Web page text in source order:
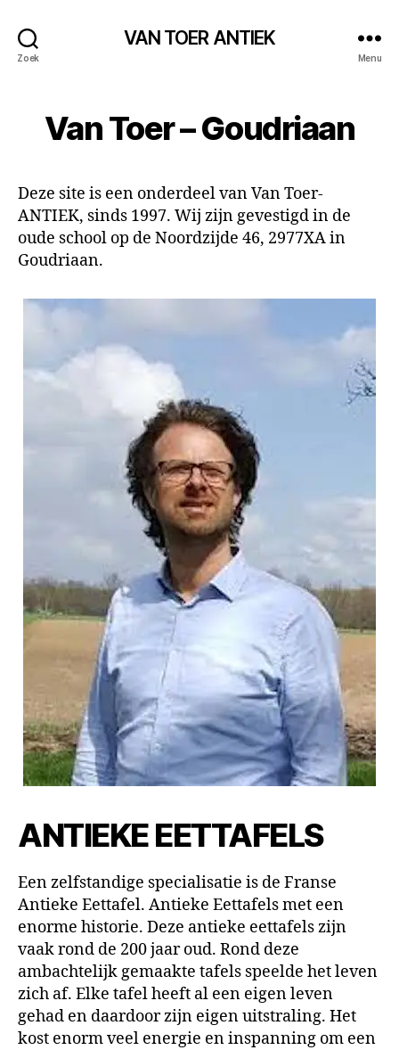
Zoek
VAN TOER ANTIEK
Menu
Van Toer – Goudriaan
Deze site is een onderdeel van Van Toer-
ANTIEK, sinds 1997. Wij zijn gevestigd in de
oude school op de Noordzijde 46, 2977XA in
Goudriaan.
ANTIEKE EETTAFELS
Een zelfstandige specialisatie is de Franse
Antieke Eettafel. Antieke Eettafels met een
enorme historie. Deze antieke eettafels zijn
vaak rond de 200 jaar oud. Rond deze
ambachtelijk gemaakte tafels speelde het leven
zich af. Elke tafel heeft al een eigen leven
gehad en daardoor zijn eigen uitstraling. Het
kost enorm veel energie en inspanning om een